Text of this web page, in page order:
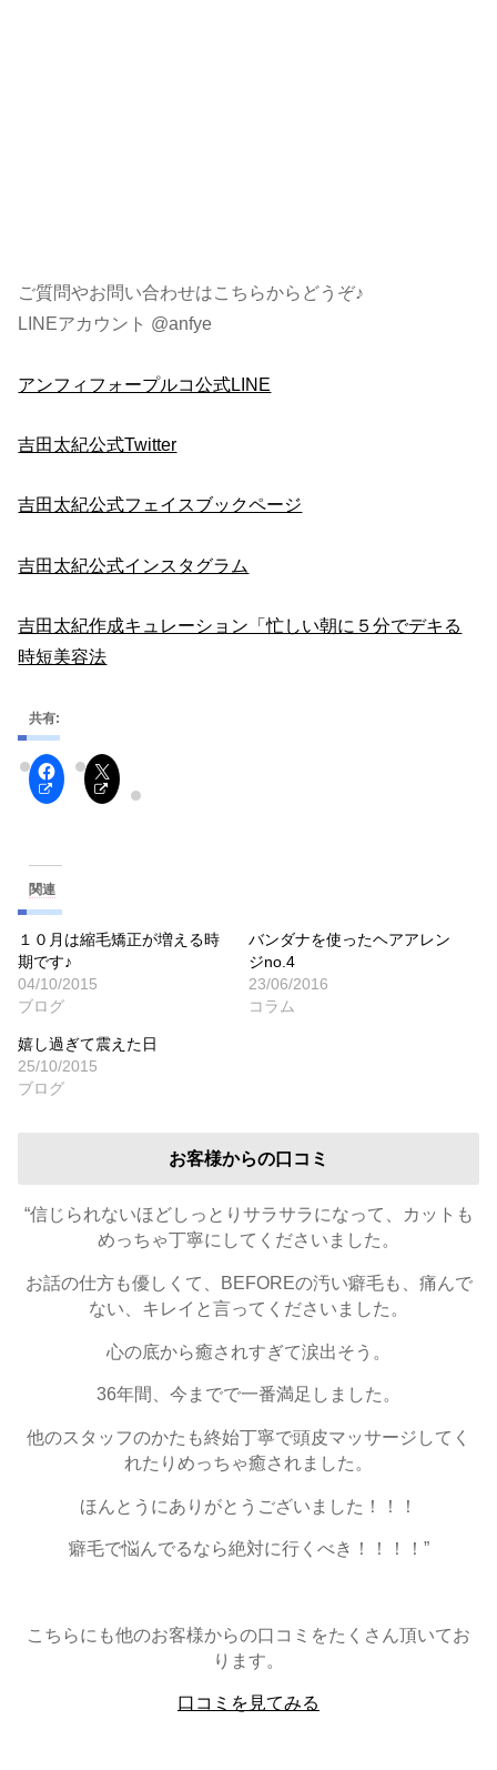
ご質問やお問い合わせはこちらからどうぞ♪
LINEアカウント @anfye
アンフィフォープルコ公式LINE
吉田太紀公式Twitter
吉田太紀公式フェイスブックページ
吉田太紀公式インスタグラム
吉田太紀作成キュレーション「忙しい朝に５分でデキる
時短美容法
共有:
関連
１０月は縮毛矯正が増える時
期です♪
04/10/2015
ブログ
バンダナを使ったヘアアレン
ジno.4
23/06/2016
コラム
嬉し過ぎて震えた日
25/10/2015
ブログ
お客様からの口コミ
“信じられないほどしっとりサラサラになって、カットも
めっちゃ丁寧にしてくださいました。
お話の仕方も優しくて、BEFOREの汚い癖毛も、痛んで
ない、キレイと言ってくださいました。
心の底から癒されすぎて涙出そう。
36年間、今までで一番満足しました。
他のスタッフのかたも終始丁寧で頭皮マッサージしてく
れたりめっちゃ癒されました。
ほんとうにありがとうございました！！！
癖毛で悩んでるなら絶対に行くべき！！！！”
こちらにも他のお客様からの口コミをたくさん頂いてお
ります。
口コミを見てみる